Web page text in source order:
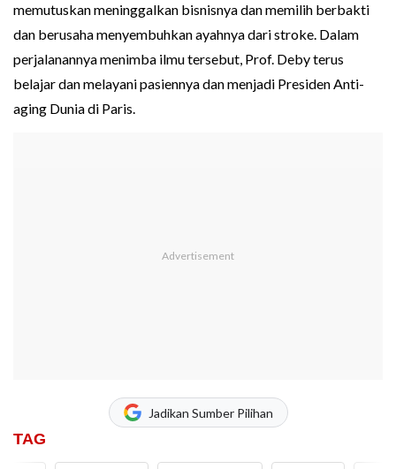
memutuskan meninggalkan bisnisnya dan memilih berbakti
dan berusaha menyembuhkan ayahnya dari stroke. Dalam
perjalanannya menimba ilmu tersebut, Prof. Deby terus
belajar dan melayani pasiennya dan menjadi Presiden Anti-
aging Dunia di Paris.
Jadikan Sumber Pilihan
TAG